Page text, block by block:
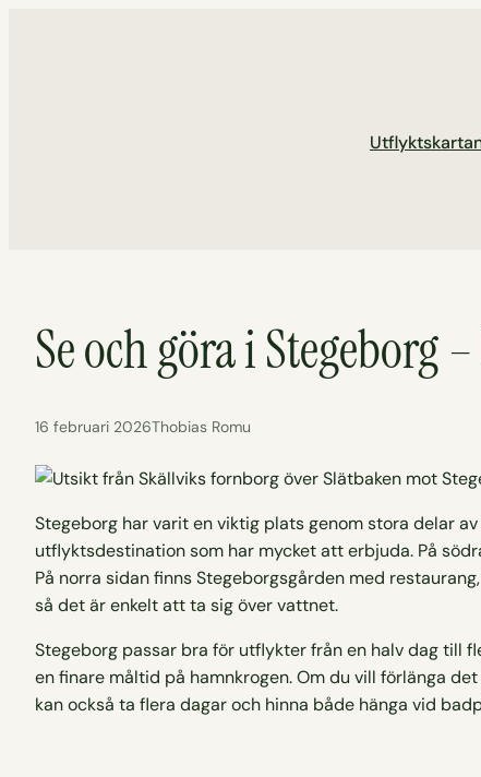
Se och göra i Stegeborg
16 februari 2026Thobias Romu
Stegeborg har varit en viktig plats genom stora delar
utflyktsdestination som har mycket att erbjuda. På
På norra sidan finns Stegeborgsgården med
så det är enkelt att ta sig över vattnet.
Stegeborg passar bra för utflykter från en halv dag till
en finare måltid på hamnkrogen. Om du vill förlänga
kan också ta flera dagar och hinna både hänga vid